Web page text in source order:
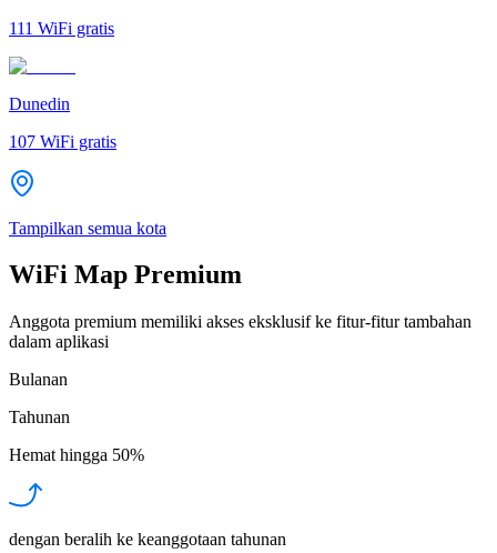
111 WiFi gratis
Dunedin
107 WiFi gratis
Tampilkan semua kota
WiFi Map Premium
Anggota premium memiliki akses eksklusif ke fitur-fitur tambahan
dalam aplikasi
Bulanan
Tahunan
Hemat hingga 50%
dengan beralih ke keanggotaan tahunan